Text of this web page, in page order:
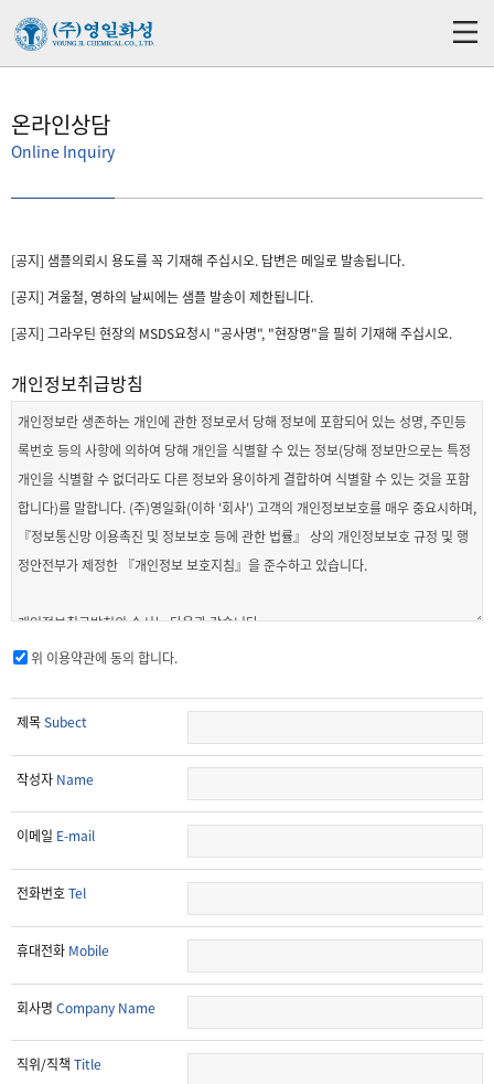
온라인상담
Online Inquiry
[공지] 샘플의뢰시 용도를 꼭 기재해 주십시오. 답변은 메일로 발송됩니다.
[공지] 겨울철, 영하의 날씨에는 샘플 발송이 제한됩니다.
[공지] 그라우틴 현장의 MSDS요청시 "공사명", "현장명"을 필히 기재해 주십시오.
개인정보취급방침
위 이용약관에 동의 합니다.
제목Subect
작성자 Name
이메일 E-mail
전화번호Tel
휴대전화 Mobile
회사명 Company Name
직위/직책 Title